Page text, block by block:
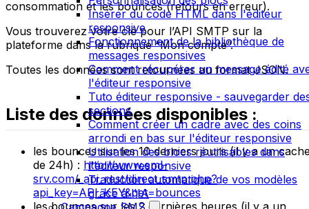
Insérer du code HTML dans l'éditeur
responsive
Fonctionnement de la bibliothèque de
messages responsives
Comment récupérer un message édité
l'éditeur responsive
Tuto éditeur responsive - sauvegarder
sections
Comment créer un cadre avec des coins
arrondi en bas sur l'éditeur responsive
Utilisation des blocs réutilisables dans
l'éditeur responsive
Traduction automatique de vos modèles
grâce à l'IA
consommation et les bounces (retours en erreur).
Vous trouverez votre clé pour l’API SMTP sur la
plateforme dans la rubrique “Mon compte”.
Toutes les données sont retournées au format JSON.
Liste des données disponibles :
les bounces sur les 10 derniers jours (il y a un
de 24h) : http://www.eml-
srv.com/_api_rest/direct_smtp.php?
api_key=API_KEY&get=bounces
les bounces sur les 2 dernières heures (il y a un